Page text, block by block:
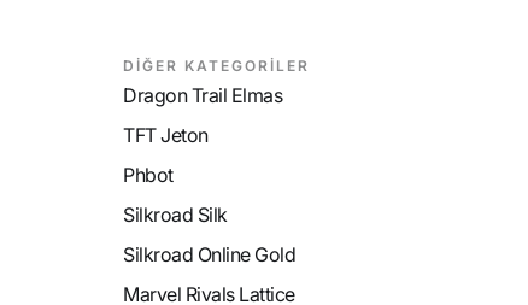
DİĞER KATEGORİLER
Dragon Trail Elmas
TFT Jeton
Phbot
Silkroad Silk
Silkroad Online Gold
Marvel Rivals Lattice